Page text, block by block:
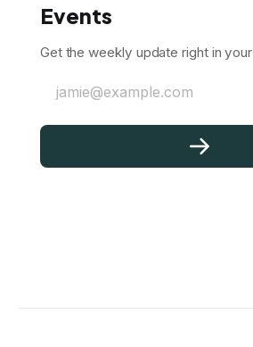
Events
Get the weekly update right in
jamie@example.com